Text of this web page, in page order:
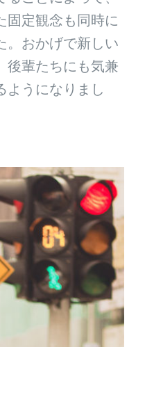
固定観念も同時に
。おかげで新しい
後輩たちにも気兼
ようになりまし